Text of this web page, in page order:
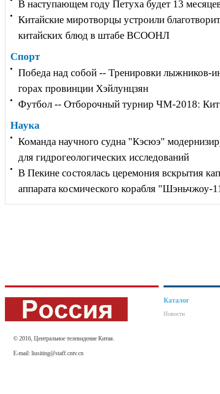
В наступающем году Петуха будет 13
Китайские миротворцы устроили
китайских блюд в штабе ВСООНЛ
Спорт
Победа над собой -- Тренировки лыжников-
горах провинции Хэйлунцзян
Футбол -- Отборочный турнир ЧМ-2018:
Наука
Команда научного судна "Кэсюэ"
для гидрогеологических исследований
В Пекине состоялась церемония вскрытия
аппарата космического корабля "Шэньчжоу-
© 2016, Центральное телевидение Китая.
E-mail: liusiting@staff.cntv.cn
Каталог
Новости